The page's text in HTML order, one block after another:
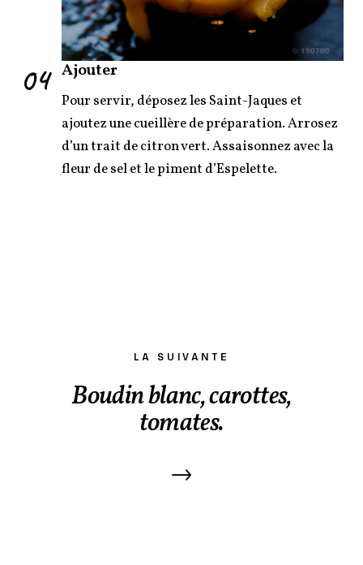
04 Ajouter
Pour servir, déposez les Saint-Jaques et
ajoutez une cueillère de préparation. Arrosez
d’un trait de citron vert. Assaisonnez avec la
fleur de sel et le piment d’Espelette.
LA SUIVANTE
Boudin blanc, carottes,
tomates.
→